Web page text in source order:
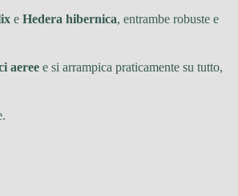
e Hedera hibernica, entrambe robuste e
aeree e si arrampica praticamente su tutto,